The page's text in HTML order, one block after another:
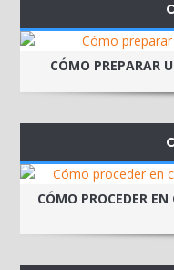
CÓMO PREPARAR
CÓMO PROCEDER